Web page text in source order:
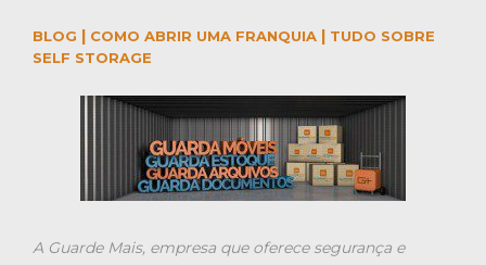
BLOG | COMO ABRIR UMA FRANQUIA | TUDO SOBRE
SELF STORAGE
A Guarde Mais, empresa que oferece segurança e